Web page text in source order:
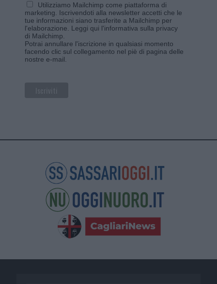
Utilizziamo Mailchimp come piattaforma di
marketing. Iscrivendoti alla newsletter accetti che le
tue informazioni siano trasferite a Mailchimp per
l'elaborazione. Leggi qui l'informativa sulla privacy
di Mailchimp
Potrai annullare l'iscrizione in qualsiasi momento
facendo clic sul collegamento nel piè di pagina delle
nostre e-mail.